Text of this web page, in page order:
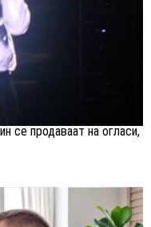
се продаваат на огласи,